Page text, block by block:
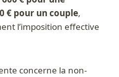
€ pour un couple,
l’imposition effective
concerne la non-